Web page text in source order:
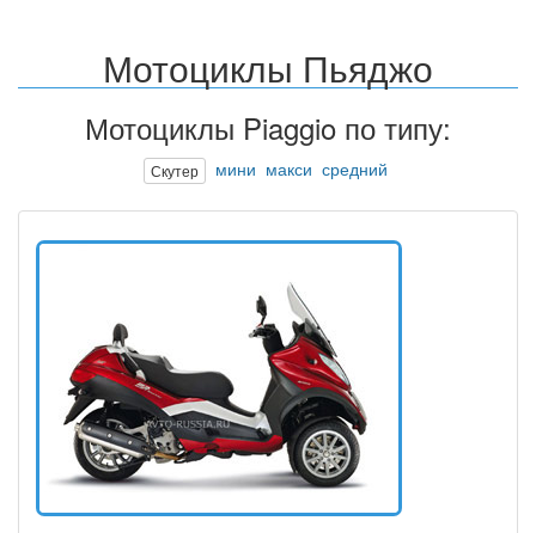
Мотоциклы Пьяджо
Мотоциклы Piaggio по типу:
Скутер мини макси средний